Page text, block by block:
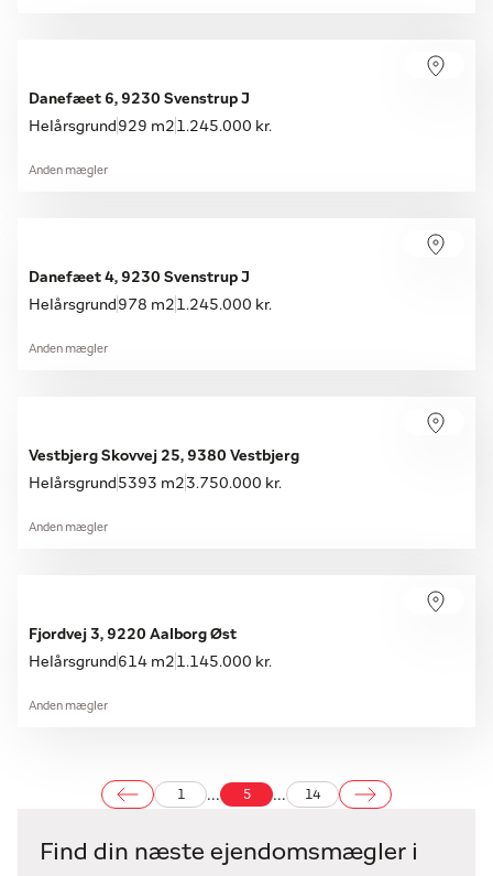
Danefæet 6, 9230 Svenstrup J
Helårsgrund 929 m2 1.245.000 kr.
Anden mægler
Danefæet 4, 9230 Svenstrup J
Helårsgrund 978 m2 1.245.000 kr.
Anden mægler
Vestbjerg Skovvej 25, 9380 Vestbjerg
Helårsgrund 5393 m2 3.750.000 kr.
Anden mægler
Fjordvej 3, 9220 Aalborg Øst
Helårsgrund 614 m2 1.145.000 kr.
Anden mægler
... 5 ... 14
Find din næste ejendomsmægler i